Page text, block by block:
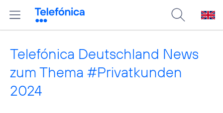
Telefónica Deutschland News
zum Thema #Privatkunden
2024